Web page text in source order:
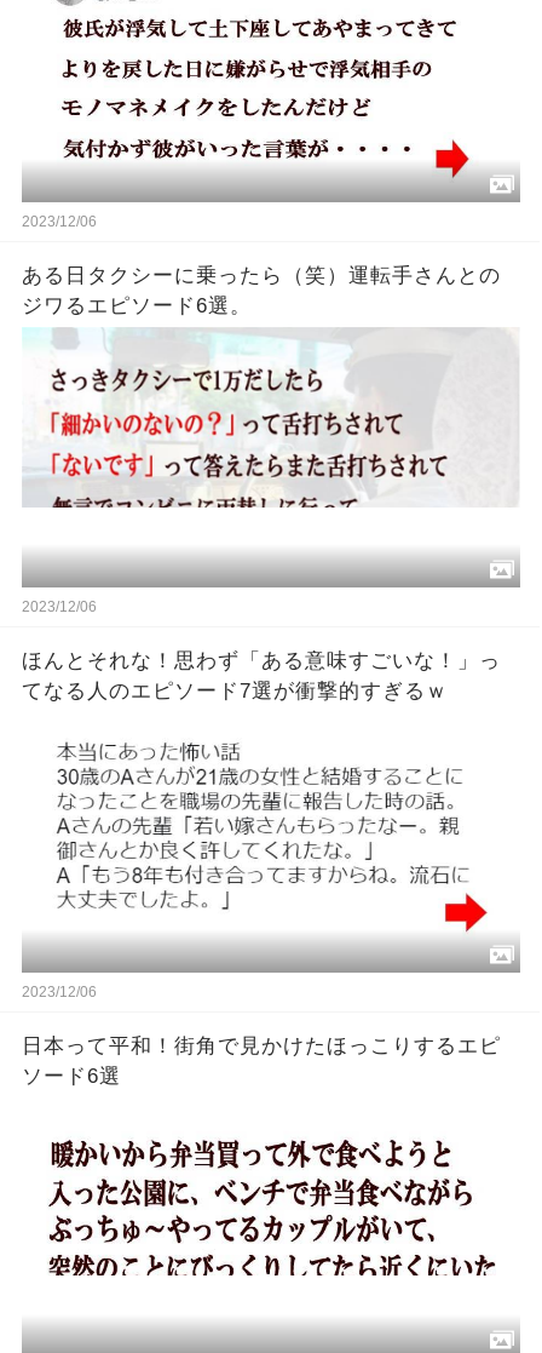
2023/12/06
ある日タクシーに乗ったら（笑）運転手さんとの
ジワるエピソード6選。
2023/12/06
ほんとそれな！思わず「ある意味すごいな！」っ
てなる人のエピソード7選が衝撃的すぎるｗ
2023/12/06
日本って平和！街角で見かけたほっこりするエピ
ソード6選